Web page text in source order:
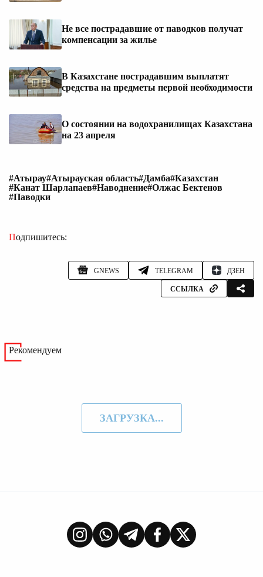
Не все пострадавшие от паводков получат
компенсации за жилье
В Казахстане пострадавшим выплатят
средства на предметы первой необходимости
О состоянии на водохранилищах Казахстана
на 23 апреля
#Атырау#Атырауская область#Дамба#Казахстан
#Канат Шарлапаев#Наводнение#Олжас Бектенов
#Паводки
Подпишитесь:
GNEWS TELEGRAM ДЗЕН
ССЫЛКА
Рекомендуем
ЗАГРУЗКА...